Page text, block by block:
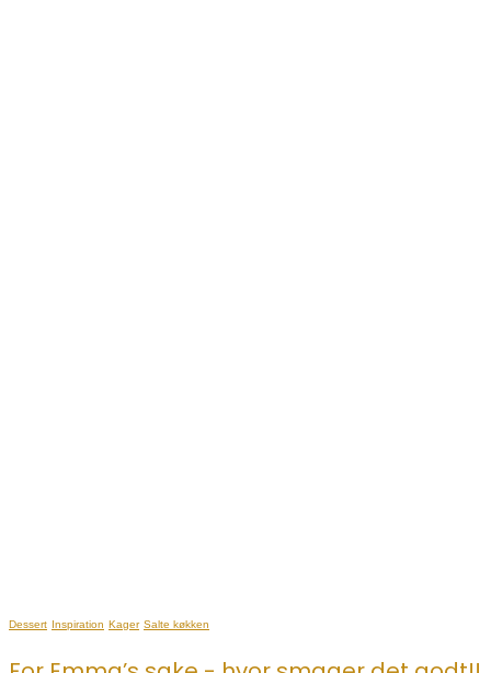
Dessert Inspiration Kager Salte køkken